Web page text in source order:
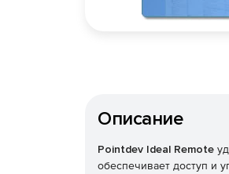
Описание
Pointdev Ideal Remote
обеспечивает доступ и